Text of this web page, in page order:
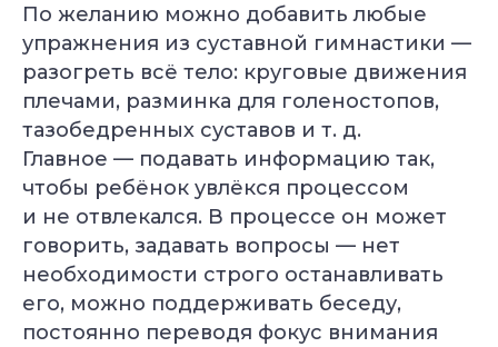
По желанию можно добавить любые
упражнения из суставной гимнастики —
разогреть всё тело: круговые движения
плечами, разминка для голеностопов,
тазобедренных суставов и т. д.
Главное — подавать информацию так,
чтобы ребёнок увлёкся процессом
и не отвлекался. В процессе он может
говорить, задавать вопросы — нет
необходимости строго останавливать
его, можно поддерживать беседу,
постоянно переводя фокус внимания